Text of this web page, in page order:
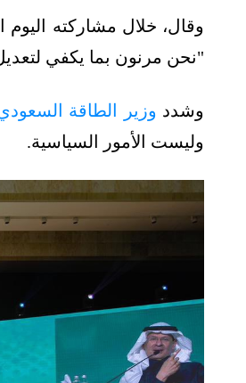
"نحن مرنون بما يكفي
وشدد وزير الطاقة
وليست الأمور السياسية.